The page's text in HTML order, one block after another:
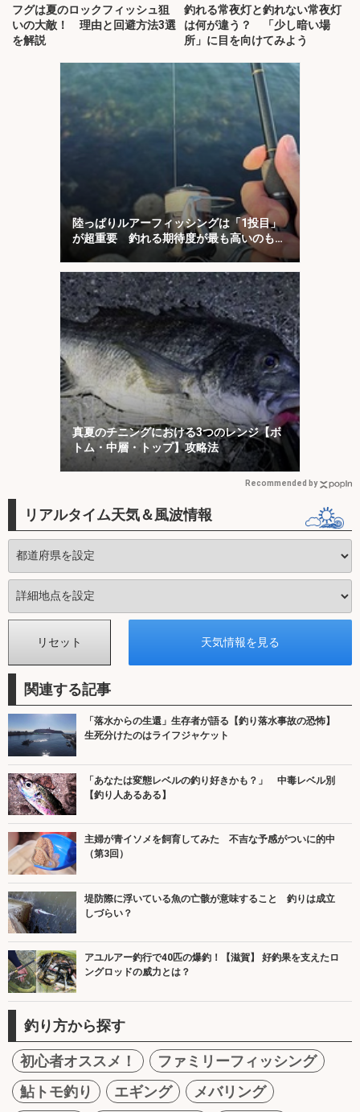
フグは夏のロックフィッシュ狙
いの大敵！ 理由と回避方法3選
を解説
釣れる常夜灯と釣れない常夜灯
は何が違う？ 「少し暗い場
所」に目を向けてみよう
陸っぱりルアーフィッシングは「1投目」
が超重要 釣れる期待度が最も高いのも
「1投目」！
真夏のチニングにおける3つのレンジ【ボ
トム・中層・トップ】攻略法
Recommended by
リアルタイム天気＆風波情報
関連する記事
「落水からの生還」生存者が語る【釣り落水事故の恐怖】
生死分けたのはライフジャケット
「あなたは変態レベルの釣り好きかも？」 中毒レベル別
【釣り人あるある】
主婦が青イソメを飼育してみた 不吉な予感がついに的中
（第3回）
堤防際に浮いている魚の亡骸が意味すること 釣りは成立
しづらい？
アユルアー釣行で40匹の爆釣！【滋賀】 好釣果を支えたロ
ングロッドの威力とは？
釣り方から探す
初心者オススメ！
ファミリーフィッシング
鮎トモ釣り
エギング
メバリング